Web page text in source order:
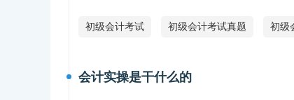
初级会计考试 初级会计考试真题 初级
会计实操是干什么的